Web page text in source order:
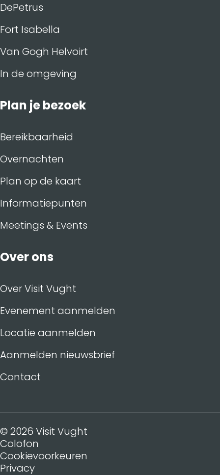
DePetrus
Fort Isabella
Van Gogh Helvoirt
In de omgeving
Plan je bezoek
Bereikbaarheid
Overnachten
Plan op de kaart
Informatiepunten
Meetings & Events
Over ons
Over Visit Vught
Evenement aanmelden
Locatie aanmelden
Aanmelden nieuwsbrief
Contact
© 2026 Visit Vught
Colofon
Cookievoorkeuren
Privacy